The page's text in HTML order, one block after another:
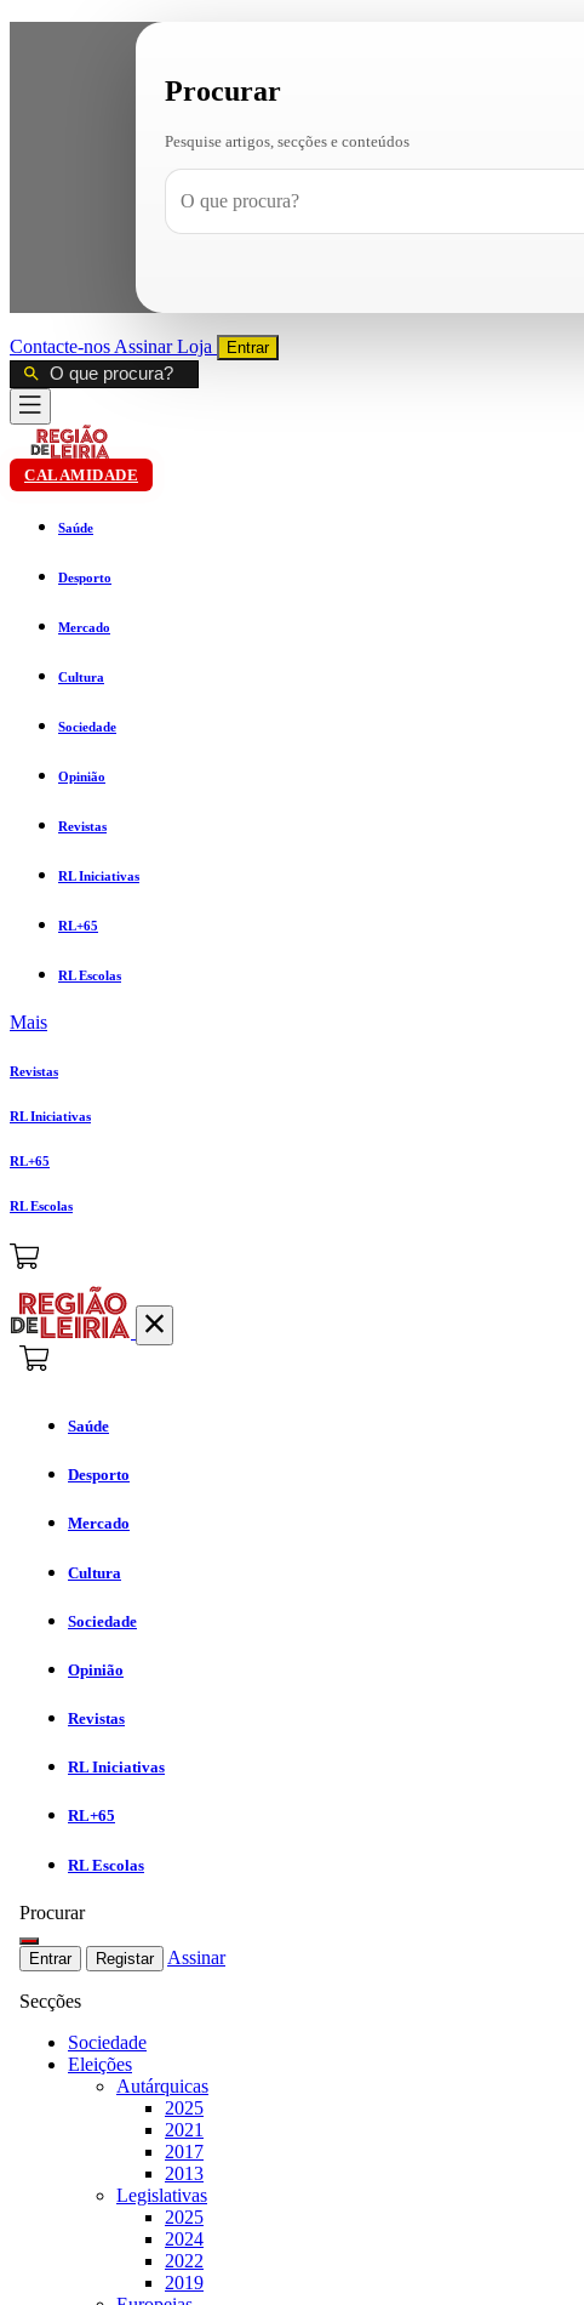
Procurar
Pesquise artigos, secções e conteúdos
Contacte-nos AssinarLoja Entrar
CALAMIDADE
Saúde
Desporto
Mercado
Cultura
Sociedade
Opinião
Revistas
RL Iniciativas
RL+65
RL Escolas
Mais
Revistas
RL Iniciativas
RL+65
RL Escolas
Saúde
Desporto
Mercado
Cultura
Sociedade
Opinião
Revistas
RL Iniciativas
RL+65
RL Escolas
Procurar
Entrar Registar Assinar
Secções
Sociedade
Eleições
Autárquicas
2025
2021
2017
2013
Legislativas
2025
2024
2022
2019